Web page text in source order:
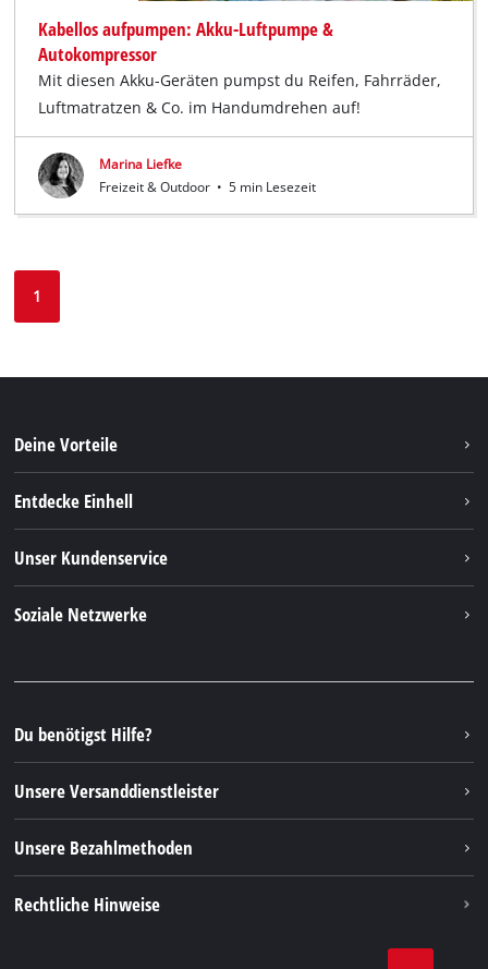
Kabellos aufpumpen: Akku-Luftpumpe &
Autokompressor
Mit diesen Akku-Geräten pumpst du Reifen, Fahrräder,
Luftmatratzen & Co. im Handumdrehen auf!
Marina Liefke
Freizeit & Outdoor • 5 min Lesezeit
1
Deine Vorteile
Entdecke Einhell
Nachhaltigkeit
Unser Kundenservice
FAQs
Rücksendungen / Widerruf
Verpackungsrichtlinien
Hinweise zur Batterieentsorgung
Vertrag widerrufen
Soziale Netzwerke
Instagram
TikTok
Pinterest
Linkedin
Du benötigst Hilfe?
Unsere Versanddienstleister
Unsere Bezahlmethoden
Rechtliche Hinweise